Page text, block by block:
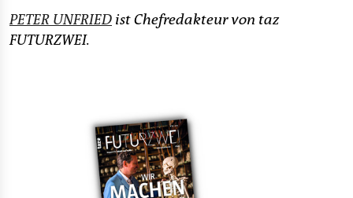
PETER UNFRIED ist Chefredakteur von taz
FUTURZWEI.